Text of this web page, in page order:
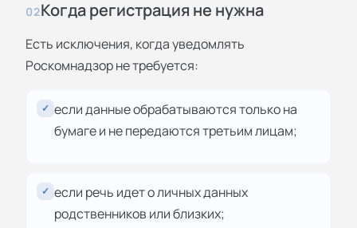
02Когда регистрация не нужна
Есть исключения, когда уведомлять
Роскомнадзор не требуется:
✓ если данные обрабатываются только на
бумаге и не передаются третьим лицам;
✓ если речь идет о личных данных
родственников или близких;